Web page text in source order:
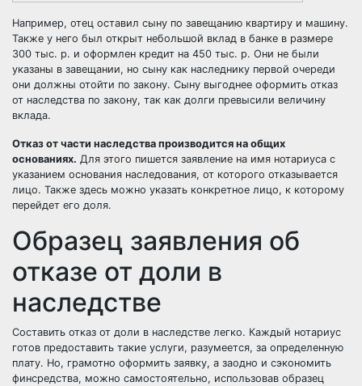
Например, отец оставил сыну по завещанию квартиру и машину.
Также у него был открыт небольшой вклад в банке в размере
300 тыс. р. и оформлен кредит на 450 тыс. р. Они не были
указаны в завещании, но сыну как наследнику первой очереди
они должны отойти по закону. Сыну выгоднее оформить отказ
от наследства по закону, так как долги превысили величину
вклада.
Отказ от части наследства производится на общих
основаниях. Для этого пишется заявление на имя нотариуса с
указанием основания наследования, от которого отказывается
лицо. Также здесь можно указать конкретное лицо, к которому
перейдет его доля.
Образец заявления об
отказе от доли в
наследстве
Составить отказ от доли в наследстве легко. Каждый нотариус
готов предоставить такие услуги, разумеется, за определенную
плату. Но, грамотно оформить заявку, а заодно и сэкономить
финсредства, можно самостоятельно, использовав образец